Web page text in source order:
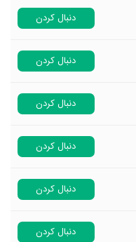
دنبال کردن
دنبال کردن
دنبال کردن
دنبال کردن
دنبال کردن
دنبال کردن